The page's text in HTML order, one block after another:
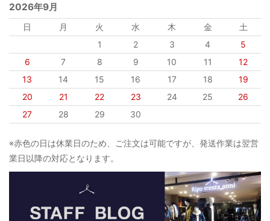
2026年9月
日 月 火 水 木 金
土
1
2 3 4
5
6
7 8 9 10 11
12
13
14 15 16 17 18
19
20
21 22 23 24 25
26
27
28 29 30
※赤色の日は休業日のため、ご注文は可能ですが、発送作業は翌営
業日以降の対応となります。